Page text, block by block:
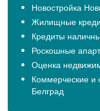
Новостройка
Жилищные
Кредиты
Роскошные
Оценка
Коммерческие
Белград